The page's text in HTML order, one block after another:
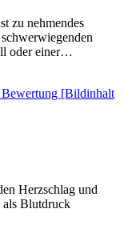
zu nehmendes
oder einer…
Herzschlag und
als Blutdruck